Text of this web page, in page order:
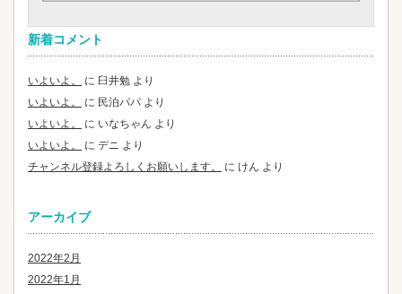
新着コメント
いよいよ。 に 臼井勉 より
いよいよ。
に 民泊パパ より
いよいよ。
に いなちゃん より
いよいよ。
に デニ より
チャンネル登録よろしくお願いします。
に けん より
アーカイブ
2022年2月
2022年1月